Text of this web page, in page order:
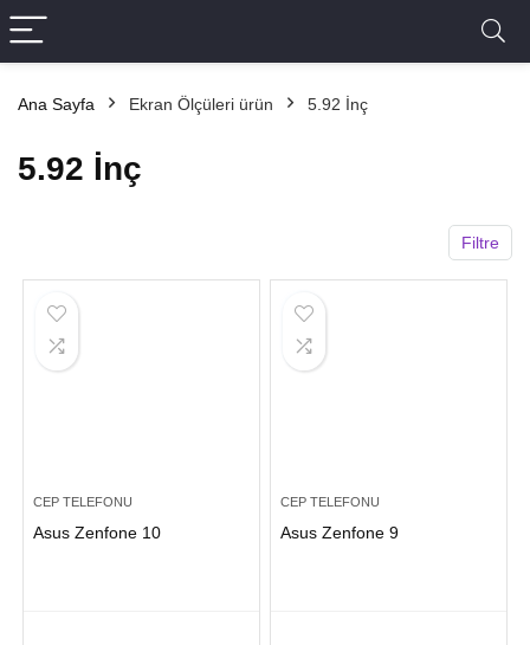
Ana Sayfa Ekran Ölçüleri ürün 5.92 İnç
5.92 İnç
Filtre
CEP TELEFONU
Asus Zenfone 10
CEP TELEFONU
Asus Zenfone 9